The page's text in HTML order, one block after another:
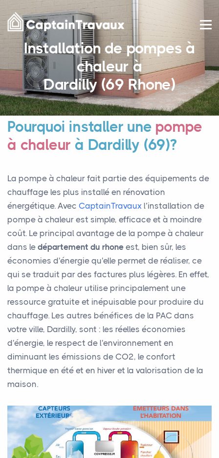
Installation de pompes à
chaleur à
Dardilly (69 Rhone)
Pourquoi installer une pompe
à chaleur à Dardilly (69)?
La pompe à chaleur fait partie des équipements de
chauffage les plus installé en rénovation
énergétique. Avec CaptainTravaux l’installation de
pompe à chaleur est simple, efficace et à moindre
coût. Le principal avantage de la pompe à chaleur
dans le département du rhone est, bien sûr, les
économies d'énergie qu'elle permet de réaliser, ce
qui se traduit par des factures plus légères. En effet,
la pompe à chaleur utilise principalement une
ressource gratuite et inépuisable pour produire du
chauffage. Les autres bénéfices de la PAC dans
votre ville, Dardilly, sont : les réelles économies
d'énergie, le respect de l'environnement en
diminuant les émissions de CO2, le confort
thermique en été et en hiver et la valorisation de la
maison.